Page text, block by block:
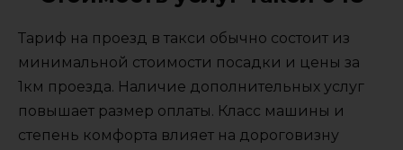
Тариф на проезд в такси обычно состоит из
минимальной стоимости посадки и цены за
1км проезда. Наличие дополнительных услуг
повышает размер оплаты. Класс машины и
степень комфорта влияет на дороговизну